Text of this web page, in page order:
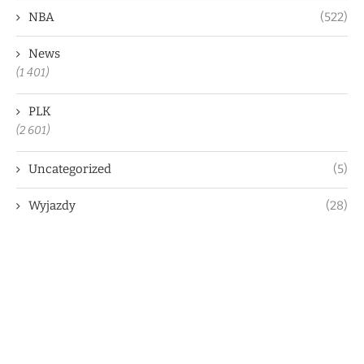
NBA (522)
News
(1 401)
PLK
(2 601)
Uncategorized (5)
Wyjazdy (28)